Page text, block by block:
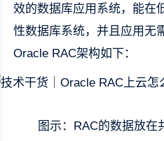
效的数据库应用系统，能在
性数据库系统，并且应用无
Oracle RAC架构如下：
图示：RAC的数据放在